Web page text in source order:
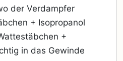
der Verdampfer
+ Isopropanol
+
in das Gewinde